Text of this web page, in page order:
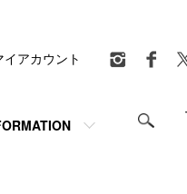
イアカウント